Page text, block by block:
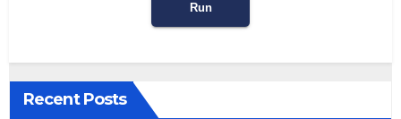
Run
Recent Posts